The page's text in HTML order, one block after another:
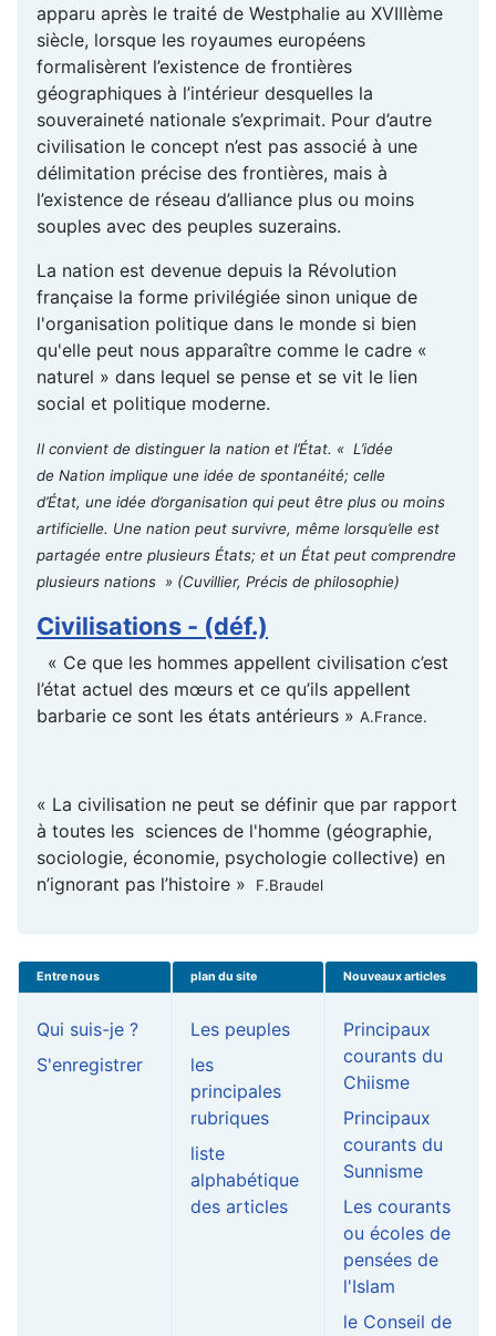
apparu après le traité de Westphalie au XVIIIème
siècle, lorsque les royaumes européens
formalisèrent l’existence de frontières
géographiques à l’intérieur desquelles la
souveraineté nationale s’exprimait. Pour d’autre
civilisation le concept n’est pas associé à une
délimitation précise des frontières, mais à
l’existence de réseau d’alliance plus ou moins
souples avec des peuples suzerains.
La nation est devenue depuis la Révolution
française la forme privilégiée sinon unique de
l'organisation politique dans le monde si bien
qu'elle peut nous apparaître comme le cadre «
naturel » dans lequel se pense et se vit le lien
social et politique moderne.
Il convient de distinguer la nation et l’État. « L’idée
de Nation implique une idée de spontanéité; celle
d’État, une idée d’organisation qui peut être plus ou moins
artificielle. Une nation peut survivre, même lorsqu’elle est
partagée entre plusieurs États; et un État peut comprendre
plusieurs nations » (Cuvillier, Précis de philosophie)
Civilisations - (déf.)
« Ce que les hommes appellent civilisation c’est
l’état actuel des mœurs et ce qu’ils appellent
barbarie ce sont les états antérieurs » A.France.
« La civilisation ne peut se définir que par rapport
à toutes les sciences de l'homme (géographie,
sociologie, économie, psychologie collective) en
n’ignorant pas l’histoire »
F.Braudel
Entre nous
Qui suis-je ?
S'enregistrer
plan du site
Les peuples
les
principales
rubriques
liste
alphabétique
des articles
Nouveaux articles
Principaux
courants du
Chiisme
Principaux
courants du
Sunnisme
Les courants
ou écoles de
pensées de
l'Islam
le Conseil de